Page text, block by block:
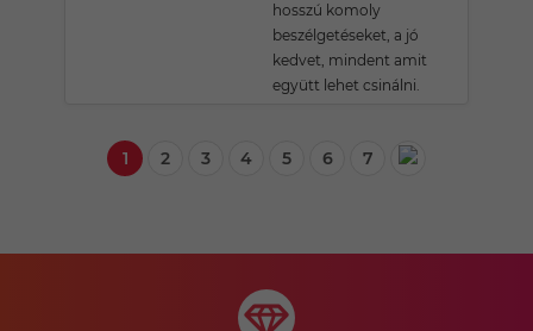
hosszú komoly
beszélgetéseket, a jó
kedvet, mindent amit
együtt lehet csinálni.
1 2 3 4 5 6 7